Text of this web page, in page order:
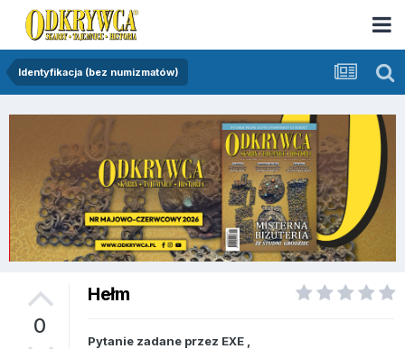
Identyfikacja (bez numizmatów)
0
Hełm
Pytanie zadane przez EXE